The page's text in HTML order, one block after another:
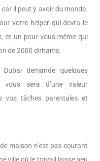
car il peut y avoir du monde.
votre helper qui devra le
et un pour vous-même qui
de 2000 dirhams.
demande quelques
vous sera d’une valeur
vos tâches parentales et
maison n’est pas courant